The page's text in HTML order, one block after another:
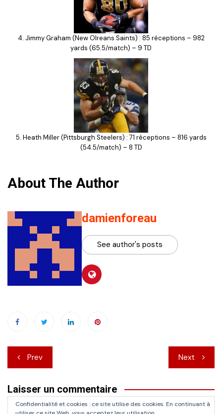
4. Jimmy Graham (New Olreans Saints) : 85 réceptions – 982
yards (65.5/match) – 9 TD
5. Heath Miller (Pittsburgh Steelers) : 71 réceptions – 816 yards
(54.5/match) – 8 TD
About The Author
damienforeau
See author's posts
Navigation
de
l’article
Prev Next
Laisser un commentaire
Vous devezvous connecterpour publier un commentaire.
Confidentialité et cookies : ce site utilise des cookies. En continuant à